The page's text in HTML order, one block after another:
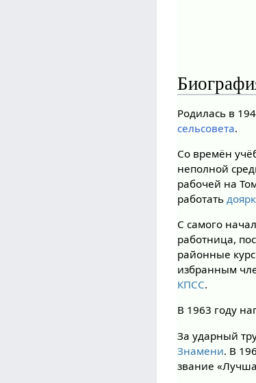
Родилась в
сельсовета.
Со времён
неполной
рабочей на
работать
С самого
работница,
районные
избранным
КПСС.
В 1963 году
За ударный
Знамени. В
звание